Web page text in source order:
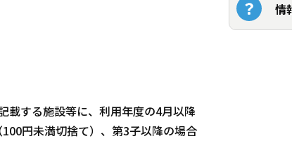
載する施設等に、利用年度の4月以降
円未満切捨て）、第3子以降の場合
情